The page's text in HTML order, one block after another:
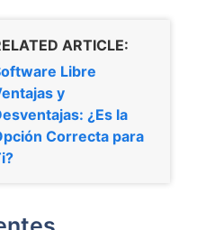
ARTICLE:
Libre
y
¿Es la
Correcta para